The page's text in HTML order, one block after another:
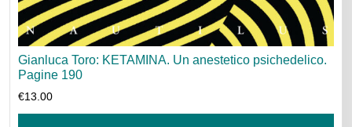
Gianluca Toro: KETAMINA. Un anestetico psichedelico.
Pagine 190
€13.00